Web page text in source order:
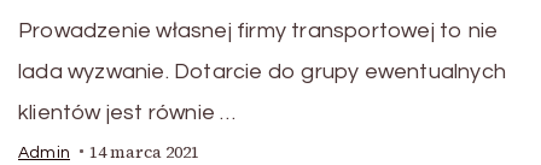
Prowadzenie własnej firmy transportowej to nie
lada wyzwanie. Dotarcie do grupy ewentualnych
klientów jest równie …
Admin 14 marca 2021